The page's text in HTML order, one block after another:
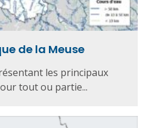
de la Meuse
les principaux
tout ou partie...